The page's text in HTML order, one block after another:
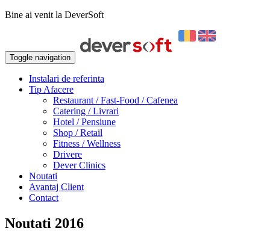
Bine ai venit la DeverSoft
Toggle navigation
Instalari de referinta
Tip Afacere
Restaurant / Fast-Food / Cafenea
Catering / Livrari
Hotel / Pensiune
Shop / Retail
Fitness / Wellness
Drivere
Dever Clinics
Noutati
Avantaj Client
Contact
Noutati 2016